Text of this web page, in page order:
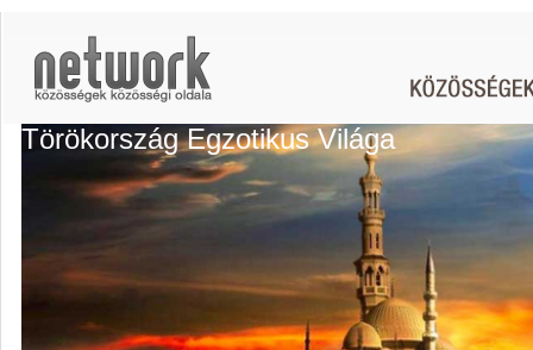
Törökország Egzotikus Világa